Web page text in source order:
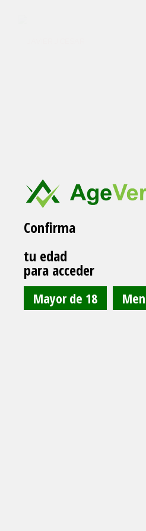
Confirma
tu edad
para acceder